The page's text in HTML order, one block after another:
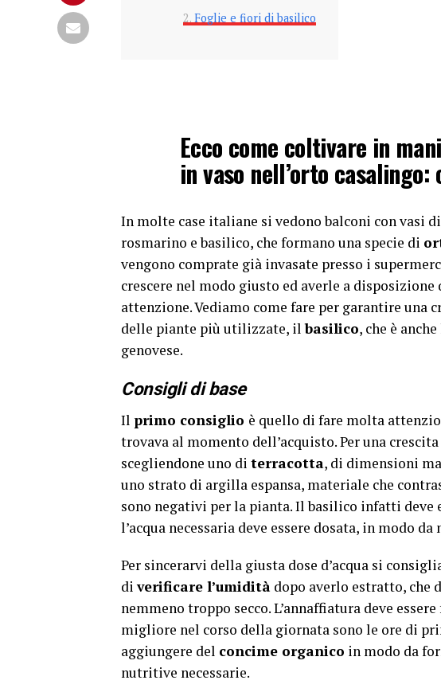
Foglie e fiori di basilico
Ecco come coltivare in
in vaso nell’orto
In molte case italiane si vedono balconi con vasi
rosmarino e basilico, che formano una specie di
vengono comprate già invasate presso i
crescere nel modo giusto ed averle a
attenzione. Vediamo come fare per garantire una
delle piante più utilizzate, ilbasilico, che è
genovese.
Consigli di base
Il primo consiglio è quello di fare molta
trovava al momento dell’acquisto. Per una
scegliendone uno di terracotta, di dimensioni
uno strato di argilla espansa, materiale che
sono negativi per la pianta. Il basilico infatti deve
l’acqua necessaria deve essere dosata, in modo
Per sincerarvi della giusta dose d’acqua si
diverificare l’umidità dopo averlo estratto, che
nemmeno troppo secco. L’annaffiatura deve
migliore nel corso della giornata sono le ore di
aggiungere del concime organico in modo da
nutritive necessarie.